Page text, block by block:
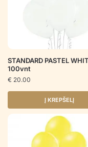
STANDARD PASTEL
100vnt
€ 20.00
Į KREPŠELĮ